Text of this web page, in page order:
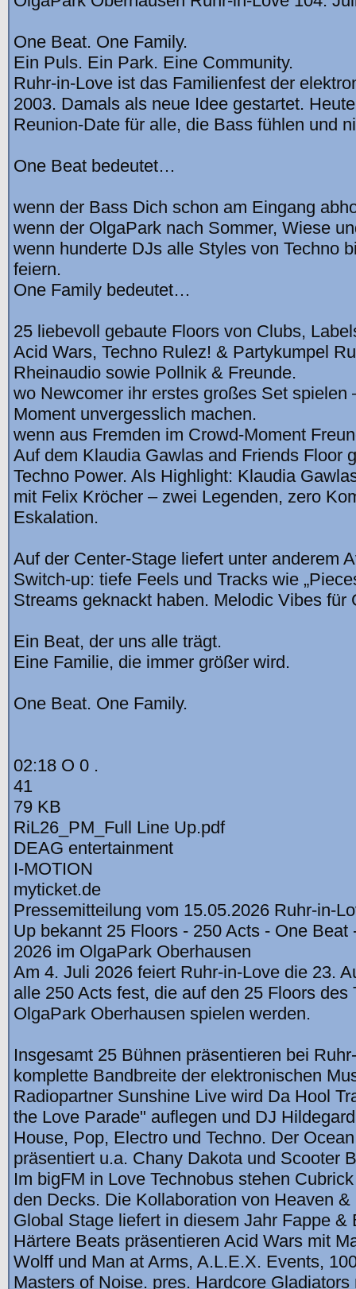
One Beat. One Family.
Ein Puls. Ein Park. Eine Community.
Ruhr-in-Love ist das Familienfest der
2003. Damals als neue Idee gestartet.
Reunion-Date für alle, die Bass fühlen und
One Beat bedeutet…
wenn der Bass Dich schon am Eingang
wenn der OlgaPark nach Sommer, Wiese
wenn hunderte DJs alle Styles von Techno
feiern.
One Family bedeutet…
25 liebevoll gebaute Floors von Clubs,
Acid Wars, Techno Rulez! & Partykumpel
Rheinaudio sowie Pollnik & Freunde.
wo Newcomer ihr erstes großes Set spielen
Moment unvergesslich machen.
wenn aus Fremden im Crowd-Moment
Auf dem Klaudia Gawlas and Friends Floor
Techno Power. Als Highlight: Klaudia
mit Felix Kröcher – zwei Legenden, zero
Eskalation.
Auf der Center-Stage liefert unter anderem
Switch-up: tiefe Feels und Tracks wie
Streams geknackt haben. Melodic Vibes für
Ein Beat, der uns alle trägt.
Eine Familie, die immer größer wird.
One Beat. One Family.
02:18 O 0 .
41
79 KB
RiL26_PM_Full Line Up.pdf
DEAG entertainment
I-MOTION
myticket.de
Pressemitteilung vom 15.05.2026 Ruhr-in-
Up bekannt 25 Floors - 250 Acts - One
2026 im OlgaPark Oberhausen
Am 4. Juli 2026 feiert Ruhr-in-Love die 23.
alle 250 Acts fest, die auf den 25 Floors des
OlgaPark Oberhausen spielen werden.
Insgesamt 25 Bühnen präsentieren bei
komplette Bandbreite der elektronischen
Radiopartner Sunshine Live wird Da Hool
the Love Parade" auflegen und DJ
House, Pop, Electro und Techno. Der
präsentiert u.a. Chany Dakota und Scooter
Im bigFM in Love Technobus stehen
den Decks. Die Kollaboration von Heaven
Global Stage liefert in diesem Jahr Fappe &
Härtere Beats präsentieren Acid Wars mit
Wolff und Man at Arms, A.L.E.X. Events,
Masters of Noise. pres. Hardcore Gladiators